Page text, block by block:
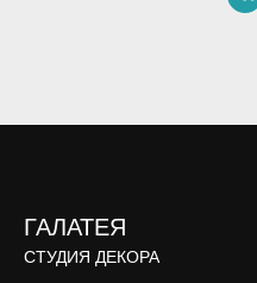
ГАЛАТЕЯ
СТУДИЯ ДЕКОРА